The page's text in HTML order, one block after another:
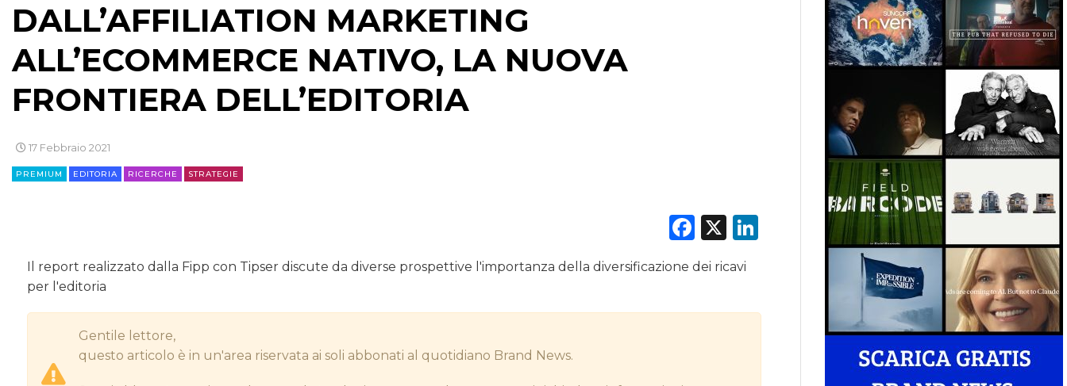
RADIO / AUDIO
NORMATIVE
DALL’AFFILIATION MARKETING
ALL’ECOMMERCE NATIVO, LA NUOVA
FRONTIERA DELL’EDITORIA
17 Febbraio 2021
PREMIUM EDITORIA RICERCHE STRATEGIE
Facebook
X LinkedIn
Il report realizzato dalla Fipp con Tipser discute da diverse prospettive l'importanza della diversificazione dei ricavi
per l'editoria
Gentile lettore,
questo articolo è in un'area riservata ai soli abbonati al quotidiano Brand News.